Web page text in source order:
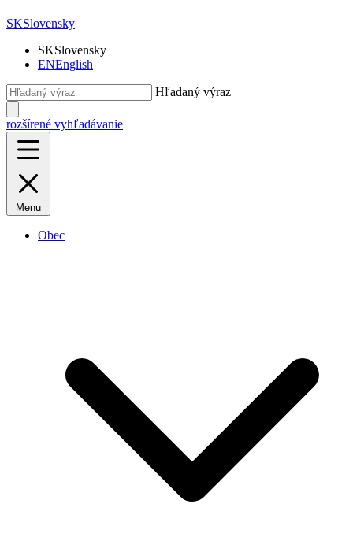
SKSlovensky
SKSlovensky
ENEnglish
Hľadaný výraz
rozšírené vyhľadávanie
Menu
Obec